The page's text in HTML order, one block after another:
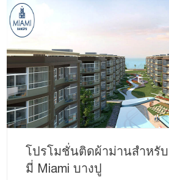
โปรโมชั่นติดผ้าม่านสำหรั
มี่ Miami บางปู